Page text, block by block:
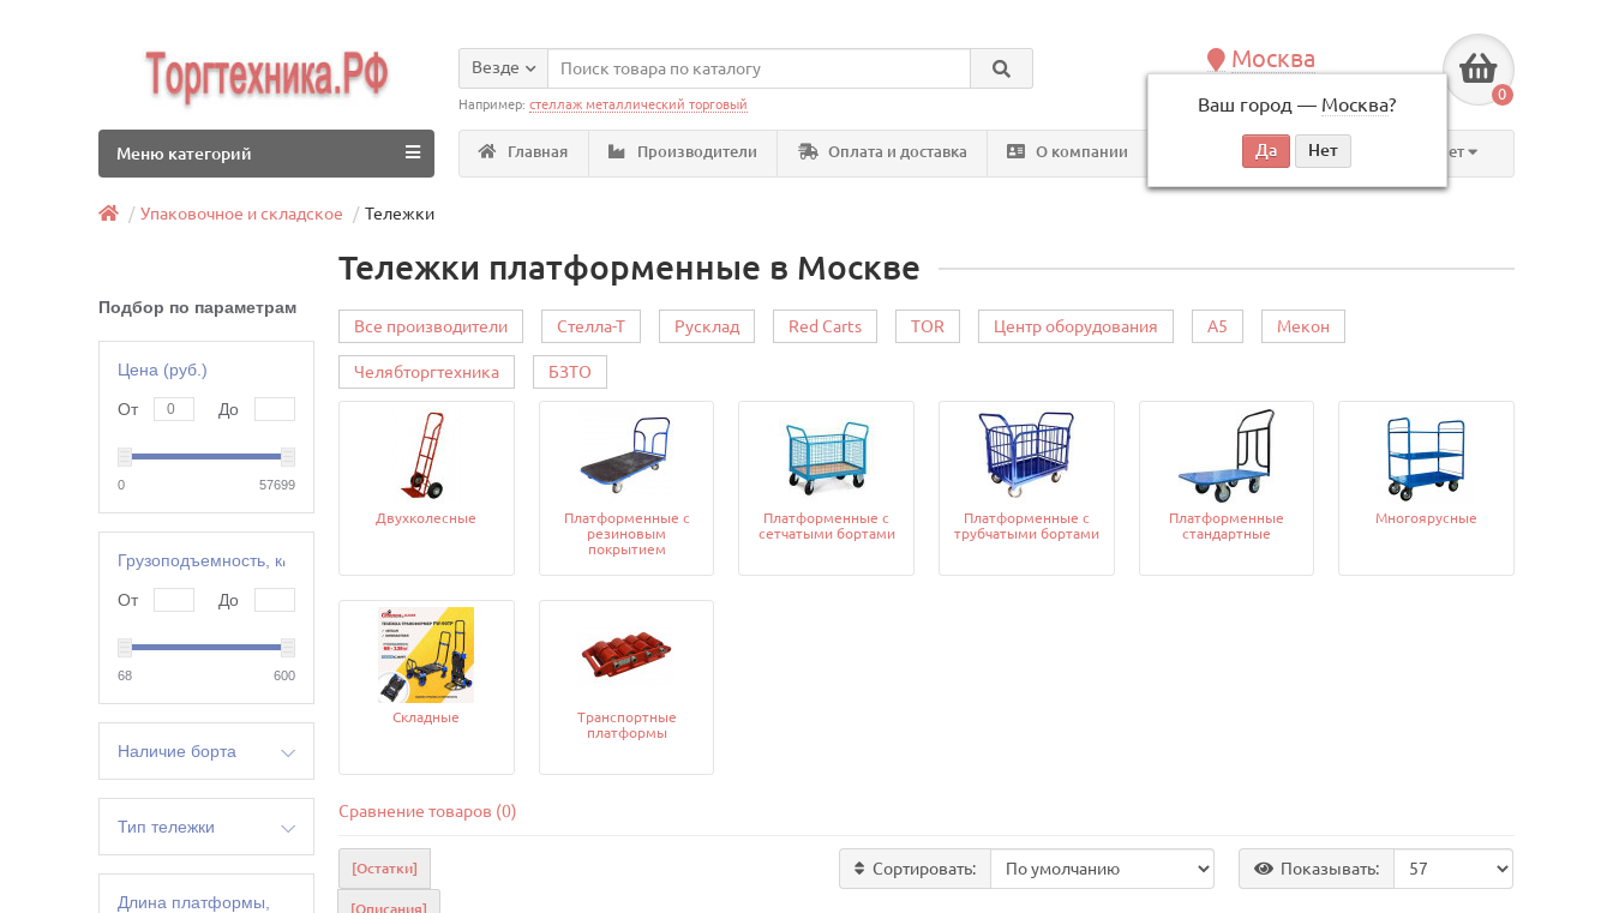
Москва
Ваш город — Москва?
по будням, с 09:00 до 18:00
0
Везде
Например:стеллаж металлический торговый
Главная Производители Оплата и доставка О компании Контакты Личный кабинет
Меню категорий
Упаковочное и складское Тележки
Подбор по параметрам
Цена (руб.)
От До
0 57699
Грузоподъемность, кг
От До
68 600
Наличие борта
да
нет
Тип тележки
борта-сетка
борта-трубы
Длина платформы,
Тележки платформенные в Москве
Все производители Стелла-Т Русклад Red Carts TOR Центр оборудования А5 Мекон
Челябторгтехника БЗТО
Двухколесные
Платформенные с
резиновым
покрытием
Платформенные с
сетчатыми бортами
Платформенные с
трубчатыми бортами
Платформенные
стандартные
Многоярусные
Складные
Транспортные
платформы
Сравнение товаров (0)
[Остатки]
[Описания]
Сортировать: Показывать: